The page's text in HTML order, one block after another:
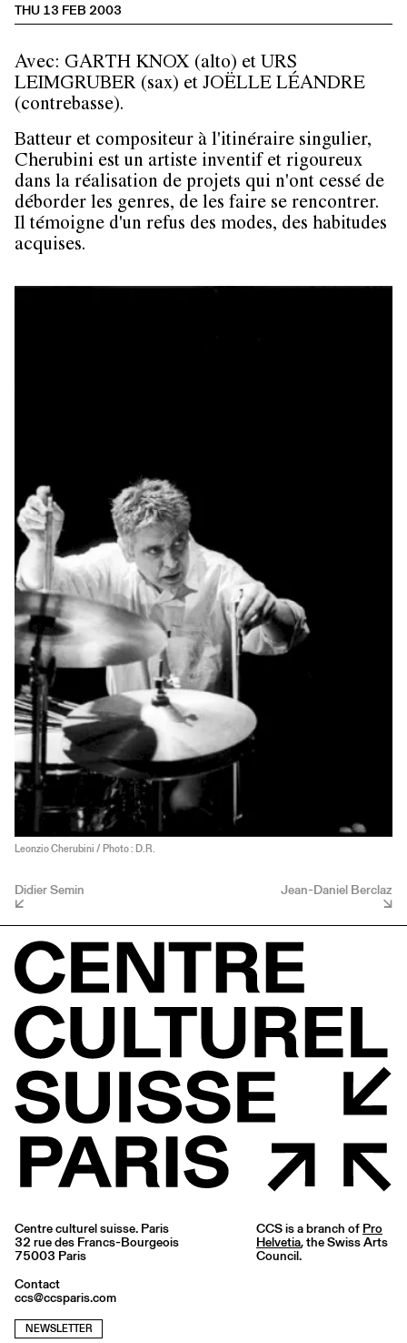
THU 13 FEB 2003
Avec: GARTH KNOX (alto) et URS
LEIMGRUBER (sax) et JOËLLE LÉANDRE
(contrebasse).
Batteur et compositeur à l'itinéraire singulier,
Cherubini est un artiste inventif et rigoureux
dans la réalisation de projets qui n'ont cessé de
déborder les genres, de les faire se rencontrer.
Il témoigne d'un refus des modes, des habitudes
acquises.
Leonzio Cherubini / Photo : D.R.
Didier Semin Jean-Daniel Berclaz
Centre culturel suisse. Paris
32 rue des Francs-Bourgeois
75003 Paris
Contact
ccs@ccsparis.com
NEWSLETTER
CCS is a branch of Pro
Helvetia, the Swiss Arts
Council.